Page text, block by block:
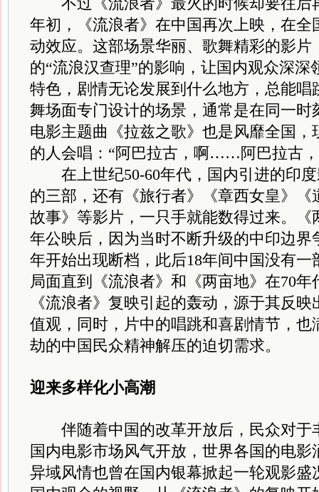
年初，《流浪者》在中国再次上映，在全
动效应。这部场景华丽、歌舞精彩的影片
的“流浪汉查理”的影响，让国内观众深深
特色，剧情无论发展到什么地方，总能唱
舞场面专门设计的场景，通常是在同一时
电影主题曲《拉兹之歌》也是风靡全国，
的人会唱：“阿巴拉古，啊……阿巴拉古
在上世纪50-60年代，国内引进的印度
的三部，还有《旅行者》《章西女皇》《
故事》等影片，一只手就能数得过来。《
年公映后，因为当时不断升级的中印边界
年开始出现断档，此后18年间中国没有
局面直到《流浪者》和《两亩地》在70
《流浪者》复映引起的轰动，源于其反
值观，同时，片中的唱跳和喜剧情节，也
劫的中国民众精神解压的迫切需求。
迎来多样化小高潮
伴随着中国的改革开放后，民众对于
国内电影市场风气开放，世界各国的电
异域风情也曾在国内银幕掀起一轮观影盛